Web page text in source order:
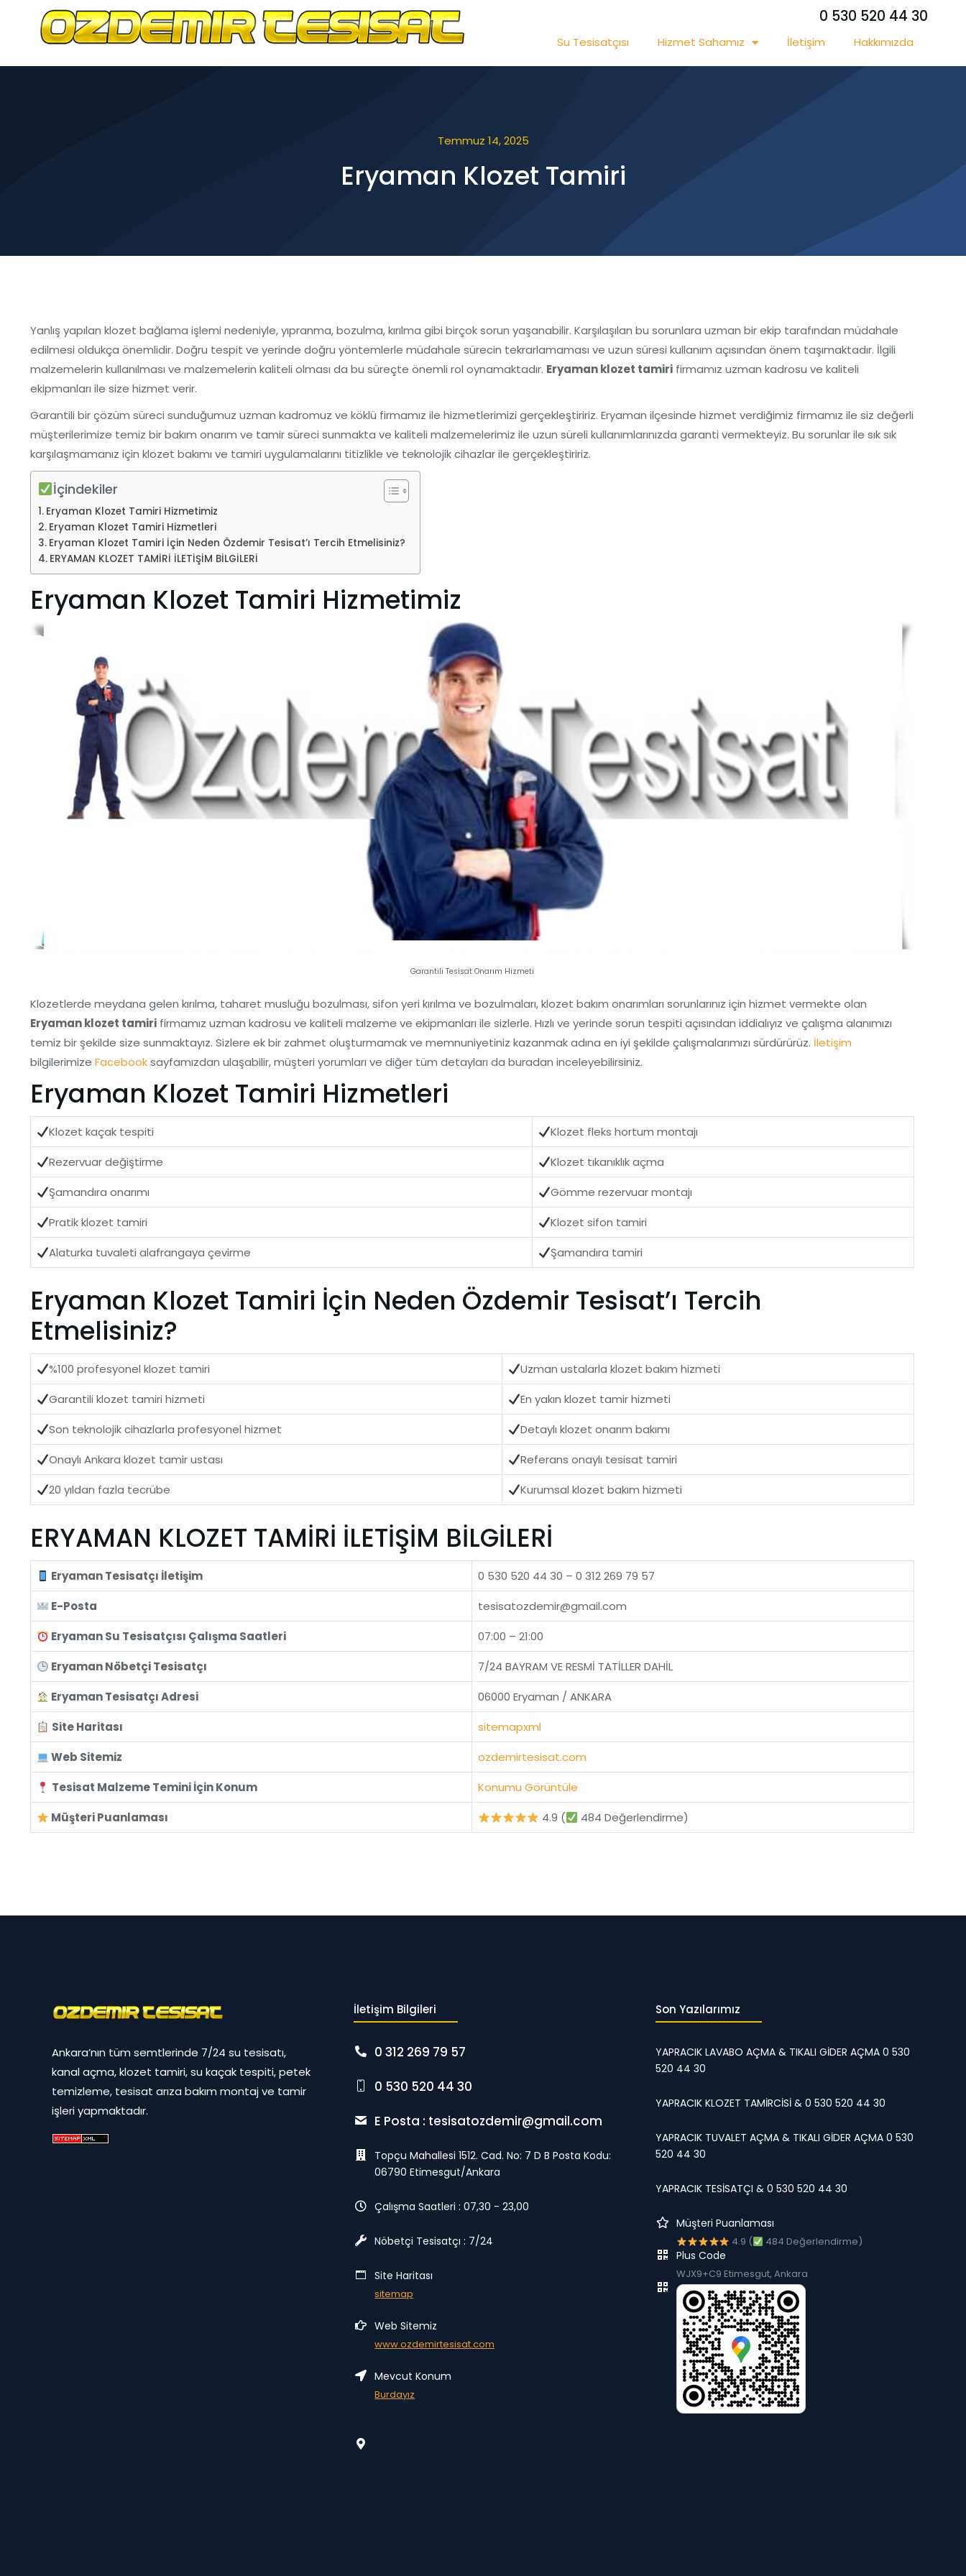
0 530 520 44 30
Su Tesisatçısı Hizmet Sahamız İletişim Hakkımızda
Temmuz 14, 2025
Eryaman Klozet Tamiri
Yanlış yapılan klozet bağlama işlemi nedeniyle, yıpranma, bozulma, kırılma gibi birçok sorun yaşanabilir. Karşılaşılan bu sorunlara uzman bir ekip tarafından müdahale
edilmesi oldukça önemlidir. Doğru tespit ve yerinde doğru yöntemlerle müdahale sürecin tekrarlamaması ve uzun süresi kullanım açısından önem taşımaktadır. İlgili
malzemelerin kullanılması ve malzemelerin kaliteli olması da bu süreçte önemli rol oynamaktadır. Eryaman klozet tamiri firmamız uzman kadrosu ve kaliteli
ekipmanları ile size hizmet verir.
Garantili bir çözüm süreci sunduğumuz uzman kadromuz ve köklü firmamız ile hizmetlerimizi gerçekleştiririz. Eryaman ilçesinde hizmet verdiğimiz firmamız ile siz değerli
müşterilerimize temiz bir bakım onarım ve tamir süreci sunmakta ve kaliteli malzemelerimiz ile uzun süreli kullanımlarınızda garanti vermekteyiz. Bu sorunlar ile sık sık
karşılaşmamanız için klozet bakımı ve tamiri uygulamalarını titizlikle ve teknolojik cihazlar ile gerçekleştiririz.
İçindekiler
Eryaman Klozet Tamiri Hizmetimiz
Eryaman Klozet Tamiri Hizmetleri
Eryaman Klozet Tamiri İçin Neden Özdemir Tesisat’ı Tercih Etmelisiniz?
ERYAMAN KLOZET TAMİRİ İLETİŞİM BİLGİLERİ
Eryaman Klozet Tamiri Hizmetimiz
Garantili Tesisat Onarım Hizmeti
Klozetlerde meydana gelen kırılma, taharet musluğu bozulması, sifon yeri kırılma ve bozulmaları, klozet bakım onarımları sorunlarınız için hizmet vermekte olan
Eryaman klozet tamiri firmamız uzman kadrosu ve kaliteli malzeme ve ekipmanları ile sizlerle. Hızlı ve yerinde sorun tespiti açısından iddialıyız ve çalışma alanımızı
temiz bir şekilde size sunmaktayız. Sizlere ek bir zahmet oluşturmamak ve memnuniyetiniz kazanmak adına en iyi şekilde çalışmalarımızı sürdürürüz. İletişim
bilgilerimize Facebooksayfamızdan ulaşabilir, müşteri yorumları ve diğer tüm detayları da buradan inceleyebilirsiniz.
Eryaman Klozet Tamiri Hizmetleri
Klozet kaçak tespiti
Klozet fleks hortum montajı
Rezervuar değiştirme
Klozet tıkanıklık açma
Şamandıra onarımı
Gömme rezervuar montajı
Pratik klozet tamiri
Klozet sifon tamiri
Alaturka tuvaleti alafrangaya çevirme
Şamandıra tamiri
Eryaman Klozet Tamiri İçin Neden Özdemir Tesisat’ı Tercih
Etmelisiniz?
%100 profesyonel klozet tamiri
Uzman ustalarla klozet bakım hizmeti
Garantili klozet tamiri hizmeti
En yakın klozet tamir hizmeti
Son teknolojik cihazlarla profesyonel hizmet
Detaylı klozet onarım bakımı
Onaylı Ankara klozet tamir ustası
Referans onaylı tesisat tamiri
20 yıldan fazla tecrübe
Kurumsal klozet bakım hizmeti
ERYAMAN KLOZET TAMİRİ İLETİŞİM BİLGİLERİ
Eryaman Tesisatçı İletişim
0 530 520 44 30 – 0 312 269 79 57
E-Posta
tesisatozdemir@gmail.com
Eryaman Su Tesisatçısı Çalışma Saatleri
07:00 – 21:00
Eryaman Nöbetçi Tesisatçı
7/24 BAYRAM VE RESMİ TATİLLER DAHİL
Eryaman Tesisatçı Adresi
06000 Eryaman / ANKARA
Site Haritası
sitemapxml
Web Sitemiz
ozdemirtesisat.com
Tesisat Malzeme Temini İçin Konum
Konumu Görüntüle
Müşteri Puanlaması
4.9 ( 484 Değerlendirme)
Ankara’nın tüm semtlerinde 7/24 su tesisatı,
kanal açma, klozet tamiri, su kaçak tespiti, petek
temizleme, tesisat arıza bakım montaj ve tamir
işleri yapmaktadır.
İletişim Bilgileri
0 312 269 79 57
0 530 520 44 30
E Posta : tesisatozdemir@gmail.com
Topçu Mahallesi 1512. Cad. No: 7 D B Posta Kodu:
06790 Etimesgut/Ankara
Çalışma Saatleri : 07,30 - 23,00
Nöbetçi Tesisatçı : 7/24
Site Haritası
sitemap
Web Sitemiz
www.ozdemirtesisat.com
Mevcut Konum
Burdayız
Son Yazılarımız
YAPRACIK LAVABO AÇMA & TIKALI GİDER AÇMA 0 530
520 44 30
YAPRACIK KLOZET TAMİRCİSİ & 0 530 520 44 30
YAPRACIK TUVALET AÇMA & TIKALI GİDER AÇMA 0 530
520 44 30
YAPRACIK TESİSATÇI & 0 530 520 44 30
Müşteri Puanlaması
4.9 ( 484 Değerlendirme)
Plus Code
WJX9+C9 Etimesgut, Ankara